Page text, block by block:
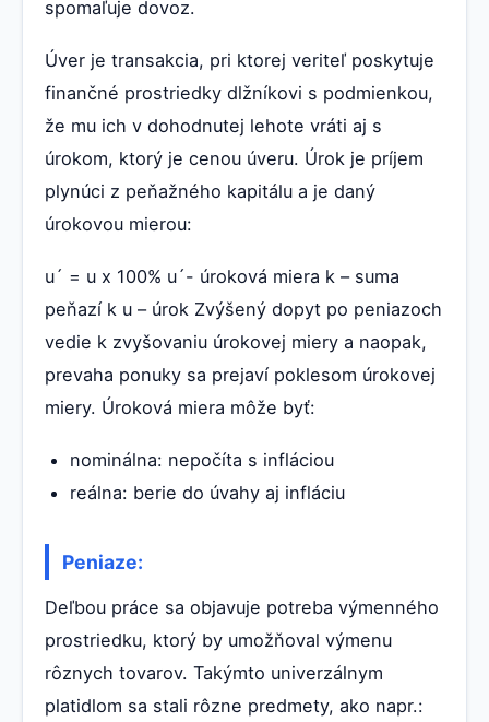
spomaľuje dovoz.
Úver je transakcia, pri ktorej veriteľ poskytuje
finančné prostriedky dlžníkovi s podmienkou,
že mu ich v dohodnutej lehote vráti aj s
úrokom, ktorý je cenou úveru. Úrok je príjem
plynúci z peňažného kapitálu a je daný
úrokovou mierou:
u´ = u x 100% u´- úroková miera k – suma
peňazí k u – úrok Zvýšený dopyt po peniazoch
vedie k zvyšovaniu úrokovej miery a naopak,
prevaha ponuky sa prejaví poklesom úrokovej
miery. Úroková miera môže byť:
nominálna: nepočíta s infláciou
reálna: berie do úvahy aj infláciu
Peniaze:
Deľbou práce sa objavuje potreba výmenného
prostriedku, ktorý by umožňoval výmenu
rôznych tovarov. Takýmto univerzálnym
platidlom sa stali rôzne predmety, ako napr.: